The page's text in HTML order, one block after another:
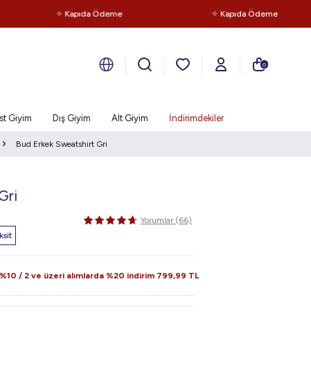
✧ Kapıda Ödeme ✧ Kapıda Ödeme
0
Giyim Dış Giyim Alt Giyim İndirimdekiler
Bud Erkek Sweatshirt Gri
Yorumlar (66)
/ 2 ve üzeri alımlarda %20 indirim 799,99 TL